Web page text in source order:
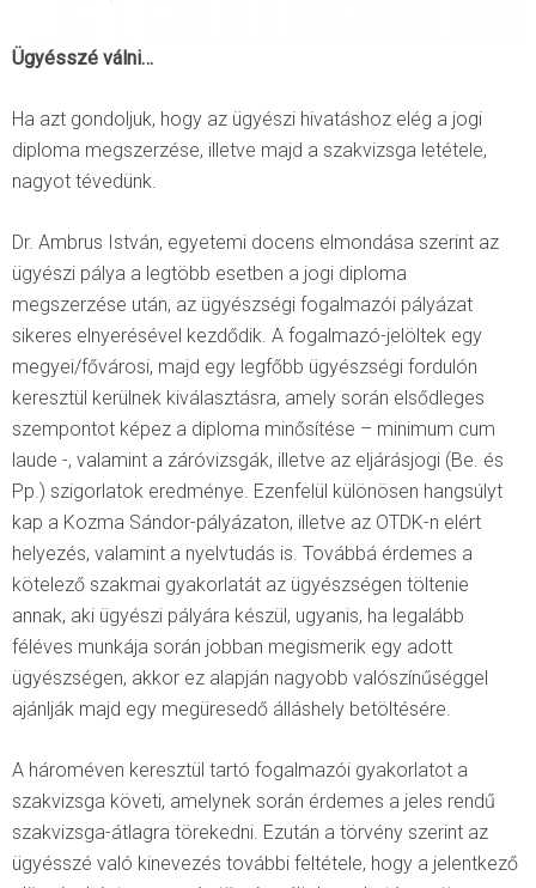
Ügyésszé válni…
Ha azt gondoljuk, hogy az ügyészi hivatáshoz elég a jogi
diploma megszerzése, illetve majd a szakvizsga letétele,
nagyot tévedünk.
Dr. Ambrus István, egyetemi docens elmondása szerint az
ügyészi pálya a legtöbb esetben a jogi diploma
megszerzése után, az ügyészségi fogalmazói pályázat
sikeres elnyerésével kezdődik. A fogalmazó-jelöltek egy
megyei/fővárosi, majd egy legfőbb ügyészségi fordulón
keresztül kerülnek kiválasztásra, amely során elsődleges
szempontot képez a diploma minősítése – minimum cum
laude -, valamint a záróvizsgák, illetve az eljárásjogi (Be. és
Pp.) szigorlatok eredménye. Ezenfelül különösen hangsúlyt
kap a Kozma Sándor-pályázaton, illetve az OTDK-n elért
helyezés, valamint a nyelvtudás is. Továbbá érdemes a
kötelező szakmai gyakorlatát az ügyészségen töltenie
annak, aki ügyészi pályára készül, ugyanis, ha legalább
féléves munkája során jobban megismerik egy adott
ügyészségen, akkor ez alapján nagyobb valószínűséggel
ajánlják majd egy megüresedő álláshely betöltésére.
A hároméven keresztül tartó fogalmazói gyakorlatot a
szakvizsga követi, amelynek során érdemes a jeles rendű
szakvizsga-átlagra törekedni. Ezután a törvény szerint az
ügyésszé való kinevezés további feltétele, hogy a jelentkező